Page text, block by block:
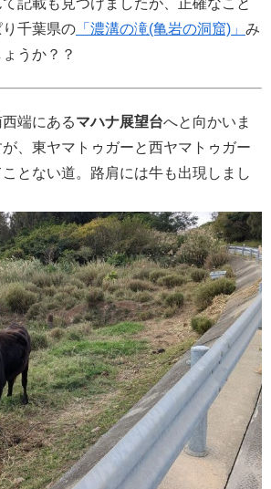
千葉県の 「濃溝の滝(亀岩の洞窟)」 み
うか？？
端にあるマハナ展望台へと向かいま
、東ヤマトゥガーと西ヤマトゥガー
とない道。路肩には牛も出現しまし